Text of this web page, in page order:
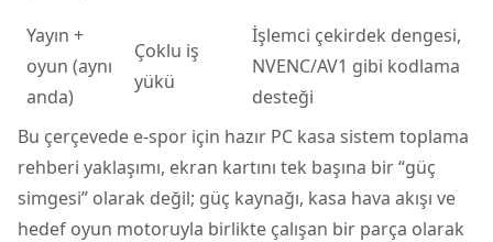
Yayın +
oyun (aynı
anda)
Çoklu iş
yükü
İşlemci çekirdek dengesi,
NVENC/AV1 gibi kodlama
desteği
Bu çerçevede e-spor için hazır PC kasa sistem toplama
rehberi yaklaşımı, ekran kartını tek başına bir “güç
simgesi” olarak değil; güç kaynağı, kasa hava akışı ve
hedef oyun motoruyla birlikte çalışan bir parça olarak